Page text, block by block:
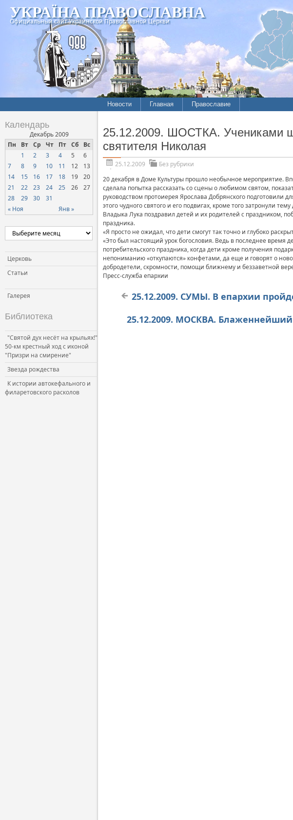
УКРАЇНА ПРАВОСЛАВНА
Официальный сайт Украинской Православной Церкви
Новости Главная Православие
Календарь
Декабрь 2009
Пн
Вт Ср Чт Пт Сб Вс
« Ноя Янв »
1 2 3 4 5
6
7
8 9 10 11 12
13
14
15 16 17 18 19
20
21
22 23 24 25 26
27
28
29 30 31
Церковь
Статьи
Галерея
Библиотека
"Святой дух несёт на крыльях!"
50-км крестный ход с иконой
"Призри на смирение"
Звезда рождества
К истории автокефального и
филаретовского расколов
25.12.2009. ШОСТКА. Учениками
святителя Николая
25.12.2009
Без рубрики
20 декабря в Доме Культуры прошло необычное мероприятие.
сделала попытка рассказать со сцены о любимом святом,
руководством протоиерея Ярослава Добрянского подготовили
этого чудного святого и его подвигах, кроме того затронули
Владыка Лука поздравил детей и их родителей с праздником,
праздника.
«Я просто не ожидал, что дети смогут так точно и глубоко
«Это был настоящий урок богословия. Ведь в последнее время
потребительского праздника, когда дети кроме получения
непониманию «откупаются» конфетами, да еще и говорят о
добродетели, скромности, помощи ближнему и беззаветной
Пресс-служба епархии
25.12.2009. СУМЫ. В епархии
25.12.2009. МОСКВА.